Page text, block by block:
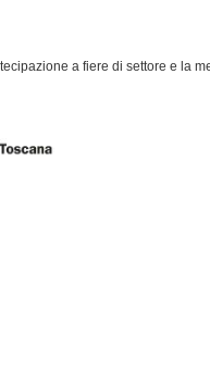
a fiere di settore e la